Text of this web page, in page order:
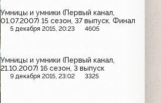
Умницы и умники (Первый канал,
01.07.2007) 15 сезон, 37 выпуск. Финал
5 декабря 2015, 20:23 4605
Умницы и умники (Первый канал,
21.10.2007) 16 сезон, 3 выпуск
9 декабря 2015, 23:02 3325